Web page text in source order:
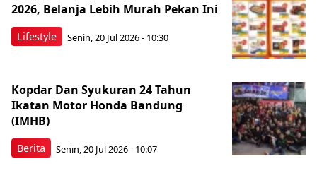
Lifestyle
2026, Belanja Lebih Murah Pekan Ini
Senin, 20 Jul 2026 - 10:30
Berita
Kopdar Dan Syukuran 24 Tahun
Ikatan Motor Honda Bandung
(IMHB)
Senin, 20 Jul 2026 - 10:07